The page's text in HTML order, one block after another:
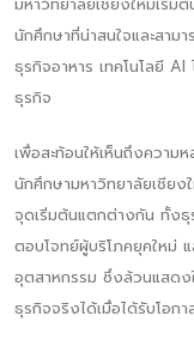
นักศึกษาที่น่าสนใจและสา
ธุรกิจอาหาร เทคโนโลยี
ธุรกิจ
เพื่อสะท้อนให้เห็นถึงควา
นักศึกษามหาวิทยาลัยเชีย
จุดเริ่มต้นแตกต่างกัน ทั้งธุ
ตอบโจทย์ผู้บริโภคยุคใหม่
อุตสาหกรรม ซึ่งล้วนแสดง
ธุรกิจจริงได้เมื่อได้รับโอกา